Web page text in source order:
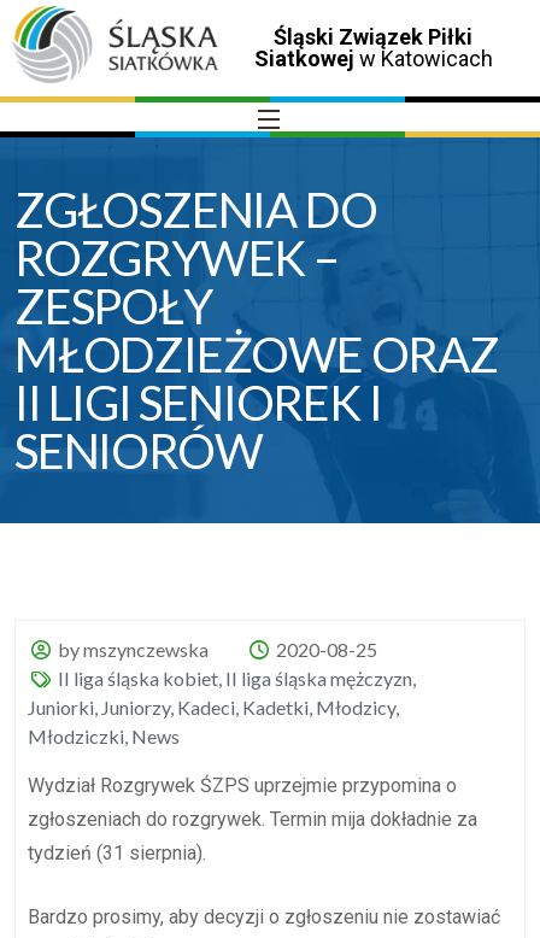
Śląski Związek Piłki
Siatkowej w Katowicach
ZGŁOSZENIA DO
ROZGRYWEK –
ZESPOŁY
MŁODZIEŻOWE ORAZ
II LIGI SENIOREK I
SENIORÓW
by mszynczewska
2020-08-25
II liga śląska kobiet, II liga śląska mężczyzn,
Juniorki, Juniorzy, Kadeci, Kadetki, Młodzicy,
Młodziczki, News
Wydział Rozgrywek ŚZPS uprzejmie przypomina o
zgłoszeniach do rozgrywek. Termin mija dokładnie za
tydzień (31 sierpnia).
Bardzo prosimy, aby decyzji o zgłoszeniu nie zostawiać